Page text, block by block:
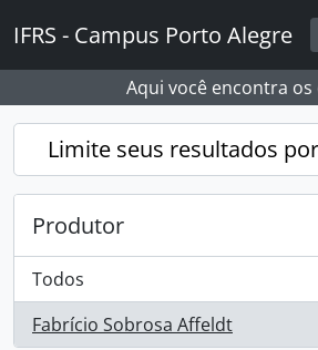
IFRS - Campus Porto Alegre
Aqui você encontra
Limite seus resultados
Produtor
Todos
Fabrício Sobrosa Affeldt
, 1 resultados